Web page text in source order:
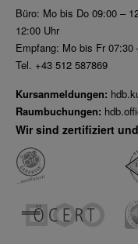
Büro: Mo bis Do 09:00 –
12:00 Uhr
Empfang: Mo bis Fr 07:30
Tel. +43 512 587869
Kursanmeldungen:
Raumbuchungen:
Wir sind zertifiziert